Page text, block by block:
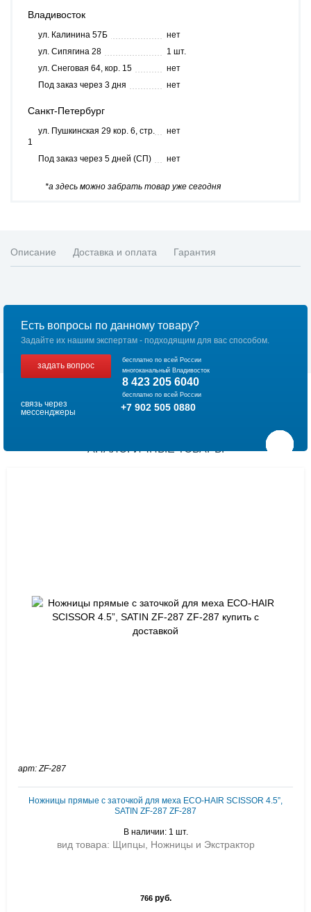
Владивосток
ул. Калинина 57Б
нет
ул. Сипягина 28
1 шт.
ул. Снеговая 64, кор. 15
нет
Под заказ через 3 дня
нет
Санкт-Петербург
ул. Пушкинская 29 кор. 6, стр.
1
нет
Под заказ через 5 дней (СП) нет
*а здесь можно забрать товар уже сегодня
Описание Доставка и оплата Гарантия
Есть вопросы по данному товару?
Задайте их нашим экспертам - подходящим для вас способом.
задать вопрос
бесплатно по всей России
многоканальный Владивосток
8 423 205 6040
бесплатно по всей России
связь через
мессенджеры
+7 902 505 0880
АНАЛОГИЧНЫЕ ТОВАРЫ
арт: ZF-287
Ножницы прямые с заточкой для меха ECO-HAIR SCISSOR 4.5”,
SATIN ZF-287 ZF-287
В наличии: 1 шт.
вид товара: Щипцы, Ножницы и Экстрактор
766руб.